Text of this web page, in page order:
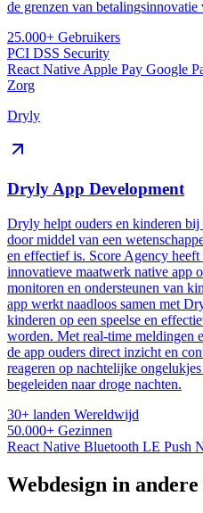
de grenzen van
25.000+ Gebruikers
PCI DSS Security
React Native Apple Pay Google
Zorg
Dryly
Dryly App Development
Dryly helpt ouders en kinderen bij
door middel van een
en effectief is. Score Agency
innovatieve maatwerk native app
monitoren en ondersteunen van
app werkt naadloos samen met
kinderen op een speelse en
worden. Met real-time meldingen
de app ouders direct inzicht en
reageren op nachtelijke
begeleiden naar droge nachten​.
30+ landen Wereldwijd
50.000+ Gezinnen
React Native Bluetooth LE Push
Webdesign in